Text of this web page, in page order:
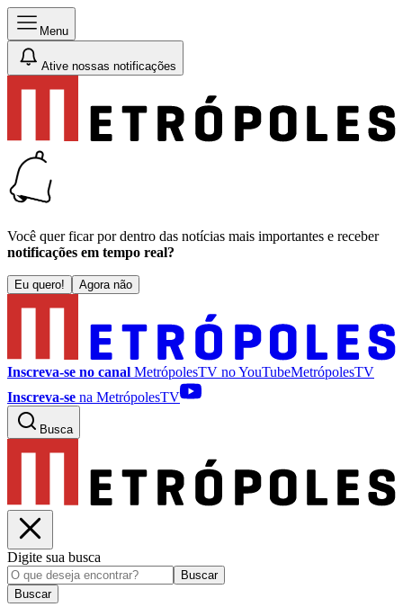
Menu
Ative nossas notificações
Você quer ficar por dentro das notícias mais importantes e receber
notificações em tempo real?
Eu quero! Agora não
Inscreva-se no canal MetrópolesTV noYouTubeMetrópolesTV
Inscreva-se na MetrópolesTV
Busca
Digite sua busca
Buscar
Buscar